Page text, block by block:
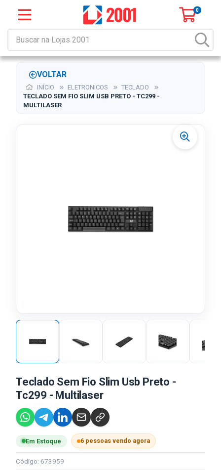
0
VOLTAR
INÍCIO ELETRONICOS
TECLADO
TECLADO SEM FIO SLIM USB PRETO - TC299 -
MULTILASER
Teclado Sem Fio Slim Usb Preto -
Tc299 - Multilaser
Em Estoque 6 pessoas vendo agora
Código: 673959